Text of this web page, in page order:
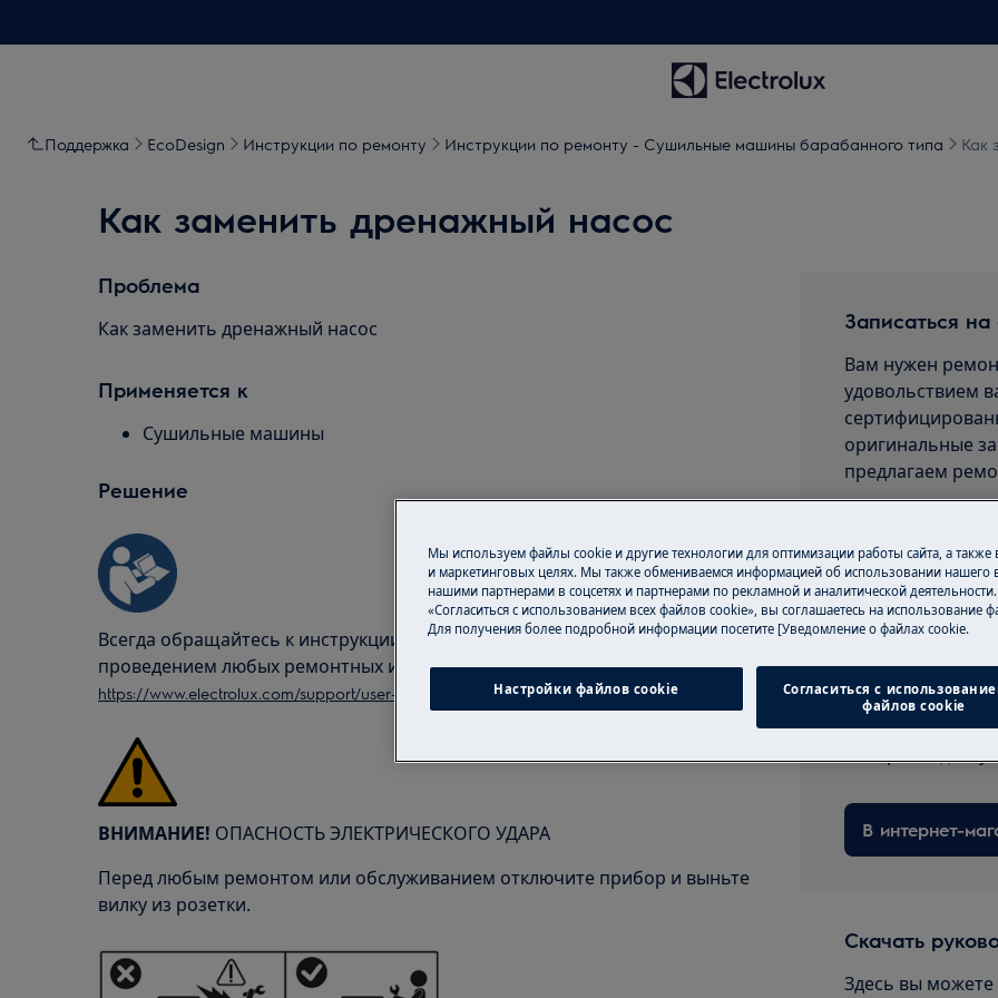
Поддержка EcoDesign Инструкции по ремонту Инструкции по ремонту - Сушильные машины барабанного типа Как
Как заменить дренажный насос
Проблема
Как заменить дренажный насос
Применяется к
Сушильные машины
Решение
Всегда обращайтесь к инструкции по безопасности вашего изделия перед
проведением любых ремонтных или обслуживающих работ.
https://www.electrolux.com/support/user-manuals/
ВНИМАНИЕ! ОПАСНОСТЬ ЭЛЕКТРИЧЕСКОГО УДАРА
Перед любым ремонтом или обслуживанием отключите прибор и выньте
вилку из розетки.
Записаться на
Вам нужен
удовольствием
оригинальные
предлагаем
Заказывайте
аксессуары для
быстрой и
В интернет-
Скачать
Здесь вы
Мы используем файлы cookie и другие технологии для оптимизации работы сайта, а
и маркетинговых целях. Мы также обмениваемся информацией об использовании нашего
нашими партнерами в соцсетях и партнерами по рекламной и аналитической
«Согласиться с использованием всех файлов cookie», вы соглашаетесь на использование
Для получения более подробной информации посетите [Уведомление о файлах cookie.
Настройки файлов cookie
Согласиться с
файлов cookie